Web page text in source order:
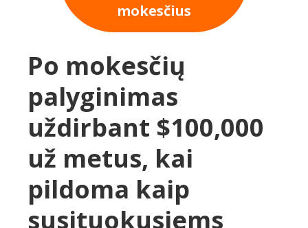
mokesčius
Po mokesčių
palyginimas
uždirbant $100,000
už metus, kai
pildoma kaip
susituokusiems